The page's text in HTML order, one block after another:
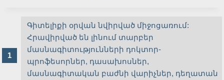
Գիտելիքի օրվան նվիրված միջոցառում:
Հրավիրված են լինում տարբեր
մասնագիտությունների դոկտոր-
պրոֆեսորներ, դասախոսներ,
մասնագիտական բաժնի վարիչներ, դեղատան